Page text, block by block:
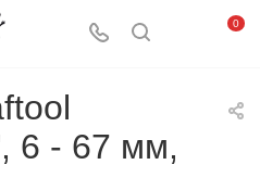
0
6 - 67 мм,